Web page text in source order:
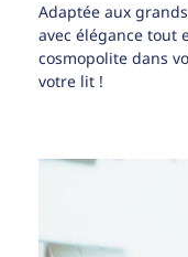
Adaptée aux
avec élégance tout
cosmopolite dans
votre lit !